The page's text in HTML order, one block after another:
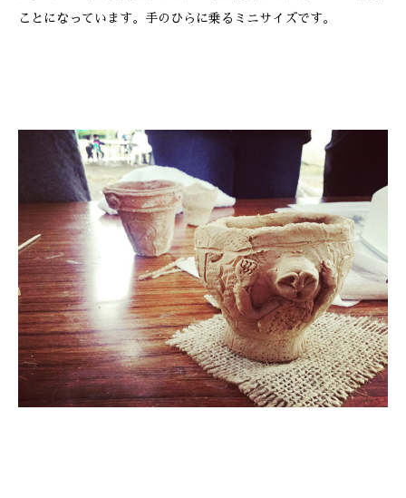
ことになっています。手のひらに乗るミニサイズです。